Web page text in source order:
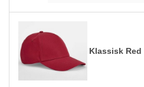
Klassisk Red